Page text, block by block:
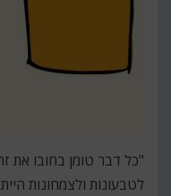
"כל דבר טומן בחובו את
לטבעונות ולצמחונות